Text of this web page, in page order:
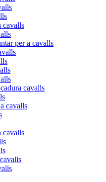
cavalls
per a cavalls
cavalls
cavalls
cavalls